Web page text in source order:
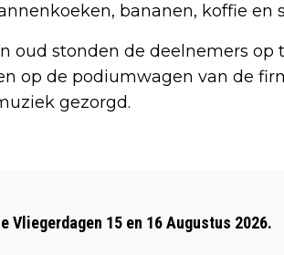
bananen, koffie en
oud stonden de deelnemers
op de podiumwagen van de
gezorgd.
MEDICIJNRESTEN
Vliegerdagen 15 en 16 Augustus 2026.